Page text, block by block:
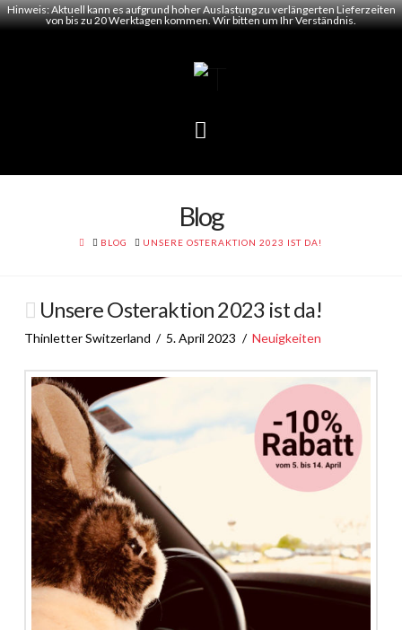
Hinweis: Aktuell kann es aufgrund hoher Auslastung zu verlängerten Lieferzeiten
von bis zu 20 Werktagen kommen. Wir bitten um Ihr Verständnis.
Blog
HOME
BLOG UNSERE OSTERAKTION 2023 IST DA!
Unsere Osteraktion 2023 ist da!
Thinletter Switzerland 5. April 2023 Neuigkeiten